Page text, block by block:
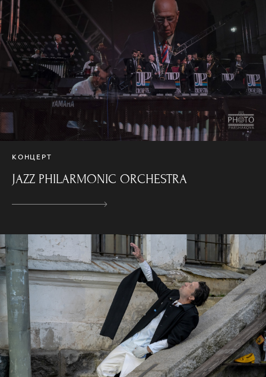
КОНЦЕРТ
JAZZ PHILARMONIC ORCHESTRA